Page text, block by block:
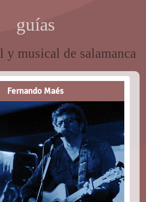
guías
y musical de salamanca
Fernando Maés